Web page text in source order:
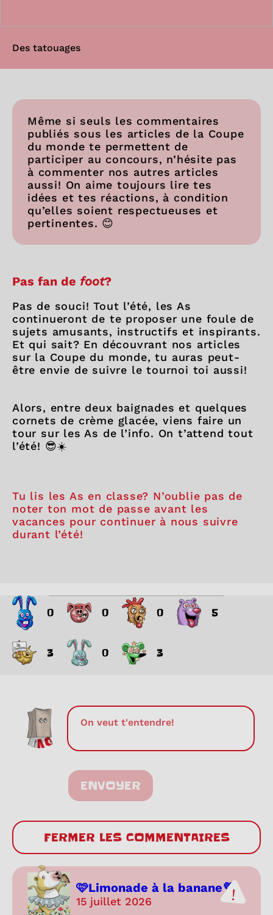
Des tatouages
Même si seuls les commentaires
publiés sous les articles de la Coupe
du monde te permettent de
participer au concours, n’hésite pas
à commenter nos autres articles
aussi! On aime toujours lire tes
idées et tes réactions, à condition
qu’elles soient respectueuses et
pertinentes. 😊
Pas fan de foot?
Pas de souci! Tout l’été, les As
continueront de te proposer une foule de
sujets amusants, instructifs et inspirants.
Et qui sait? En découvrant nos articles
sur la Coupe du monde, tu auras peut-
être envie de suivre le tournoi toi aussi!
Alors, entre deux baignades et quelques
cornets de crème glacée, viens faire un
tour sur les As de l’info. On t’attend tout
l’été! 😎☀️
Tu lis les As en classe? N’oublie pas de
noter ton mot de passe avant les
vacances pour continuer à nous suivre
durant l’été!
0 0 0 5
3 0 3
ENVOYER
FERMER LES COMMENTAIRES
🩷Limonade à la banane💜
15 juillet 2026